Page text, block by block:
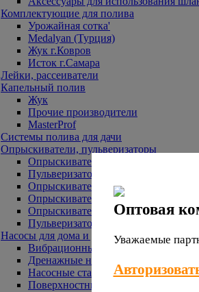
Комплектующие для полива
Урожайная сотка'
Medalyan (Турция)
Жук г.Ковров
Исток г.Самара
Лейки, рассеиватели
Капельный полив
Жук
Прочие производители
MasterProf
Системы полива для дачи
Опрыскиватели, пульверизаторы
Опрыскиватели аккумуляторные
Пульверизаторы прочие
Опрыскиватели Урожайная сотка
Опрыскиватели Жук
Опрыскиватели прочие
Пульверизаторы Урожайная сотка
Насосы для дома и дачи
Вибрационные насосы
Дренажные насосы
Насосные станции
Поверхностные насосы
Оптовая
Уважаемые